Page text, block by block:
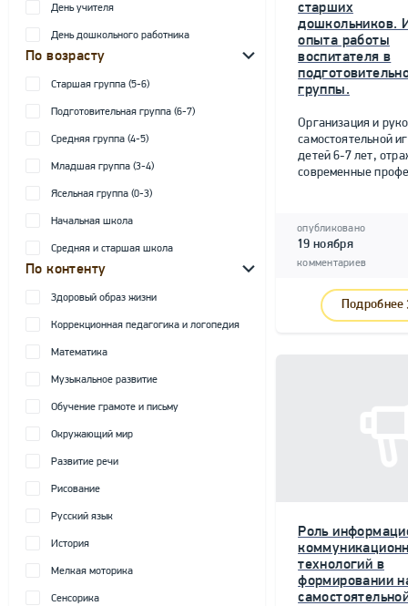
День учителя
День дошкольного работника
По возрасту
Старшая группа (5-6)
Подготовительная группа (6-7)
Средняя группа (4-5)
Младшая группа (3-4)
Ясельная группа (0-3)
Начальная школа
Средняя и старшая школа
По контенту
Здоровый образ жизни
Коррекционная педагогика и логопедия
Математика
Музыкальное развитие
Обучение грамоте и письму
Окружающий мир
Развитие речи
Рисование
Русский язык
История
Мелкая моторика
Сенсорика
старших
дошкольников.
опыта работы
воспитателя в
группы.
Организация и
самостоятельной
детей 6-7 лет,
современные
опубликовано
19 ноября
комментариев
Подробнее
Роль
технологий в
формировании